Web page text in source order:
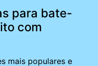
para bate-
com
mais populares e